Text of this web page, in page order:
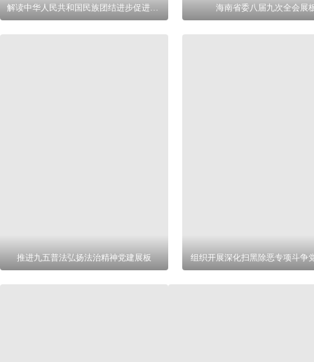
解读中华人民共和国民族团结进步促进法展板 海南省委八届九次全会展
推进九五普法弘扬法治精神党建展板 组织开展深化扫黑除恶专项斗争